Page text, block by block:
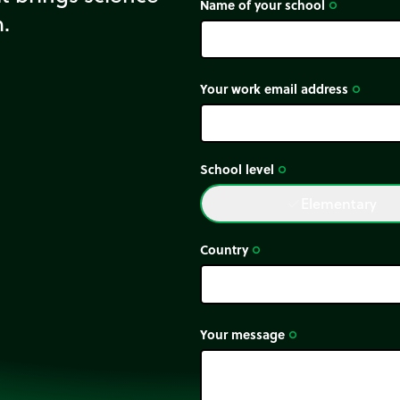
Name of your school trip_origin
Your work email address trip_origin
School level trip_origin
Country trip_origin
Your message trip_origin